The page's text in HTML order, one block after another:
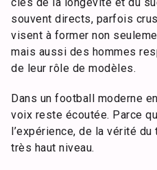
souvent directs, parfois
visent à former non
mais aussi des hommes
de leur rôle de modèles.
Dans un football moderne
voix reste écoutée. Parce
l’expérience, de la vérité
très haut niveau.